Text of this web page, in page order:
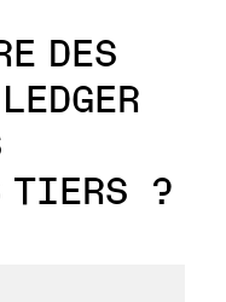
DES
TIERS ?